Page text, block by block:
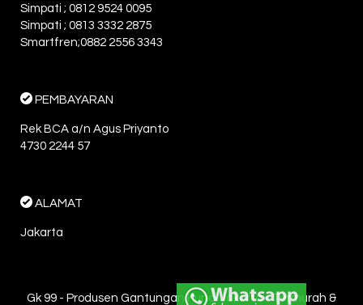
Simpati ; 0812 9524 0095
Simpati ; 0813 3332 2875
Smartfren;0882 2556 3343
PEMBAYARAN
Rek BCA a/n Agus Priyanto
4730 2244 57
ALAMAT
Jakarta
Gk 99 - Produsen Gantungan Kunci Jakarta - Termurah &